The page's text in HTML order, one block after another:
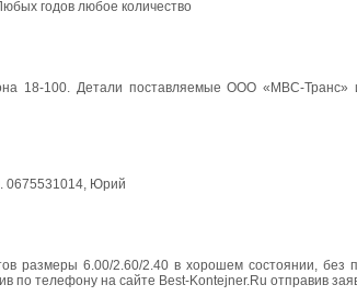
годов любое количество
18-100. Детали поставляемые ООО «МВС-
0675531014, Юрий
размеры 6.00/2.60/2.40 в хорошем состоянии, без
по телефону на сайте Best-Kontejner.Ru отправив